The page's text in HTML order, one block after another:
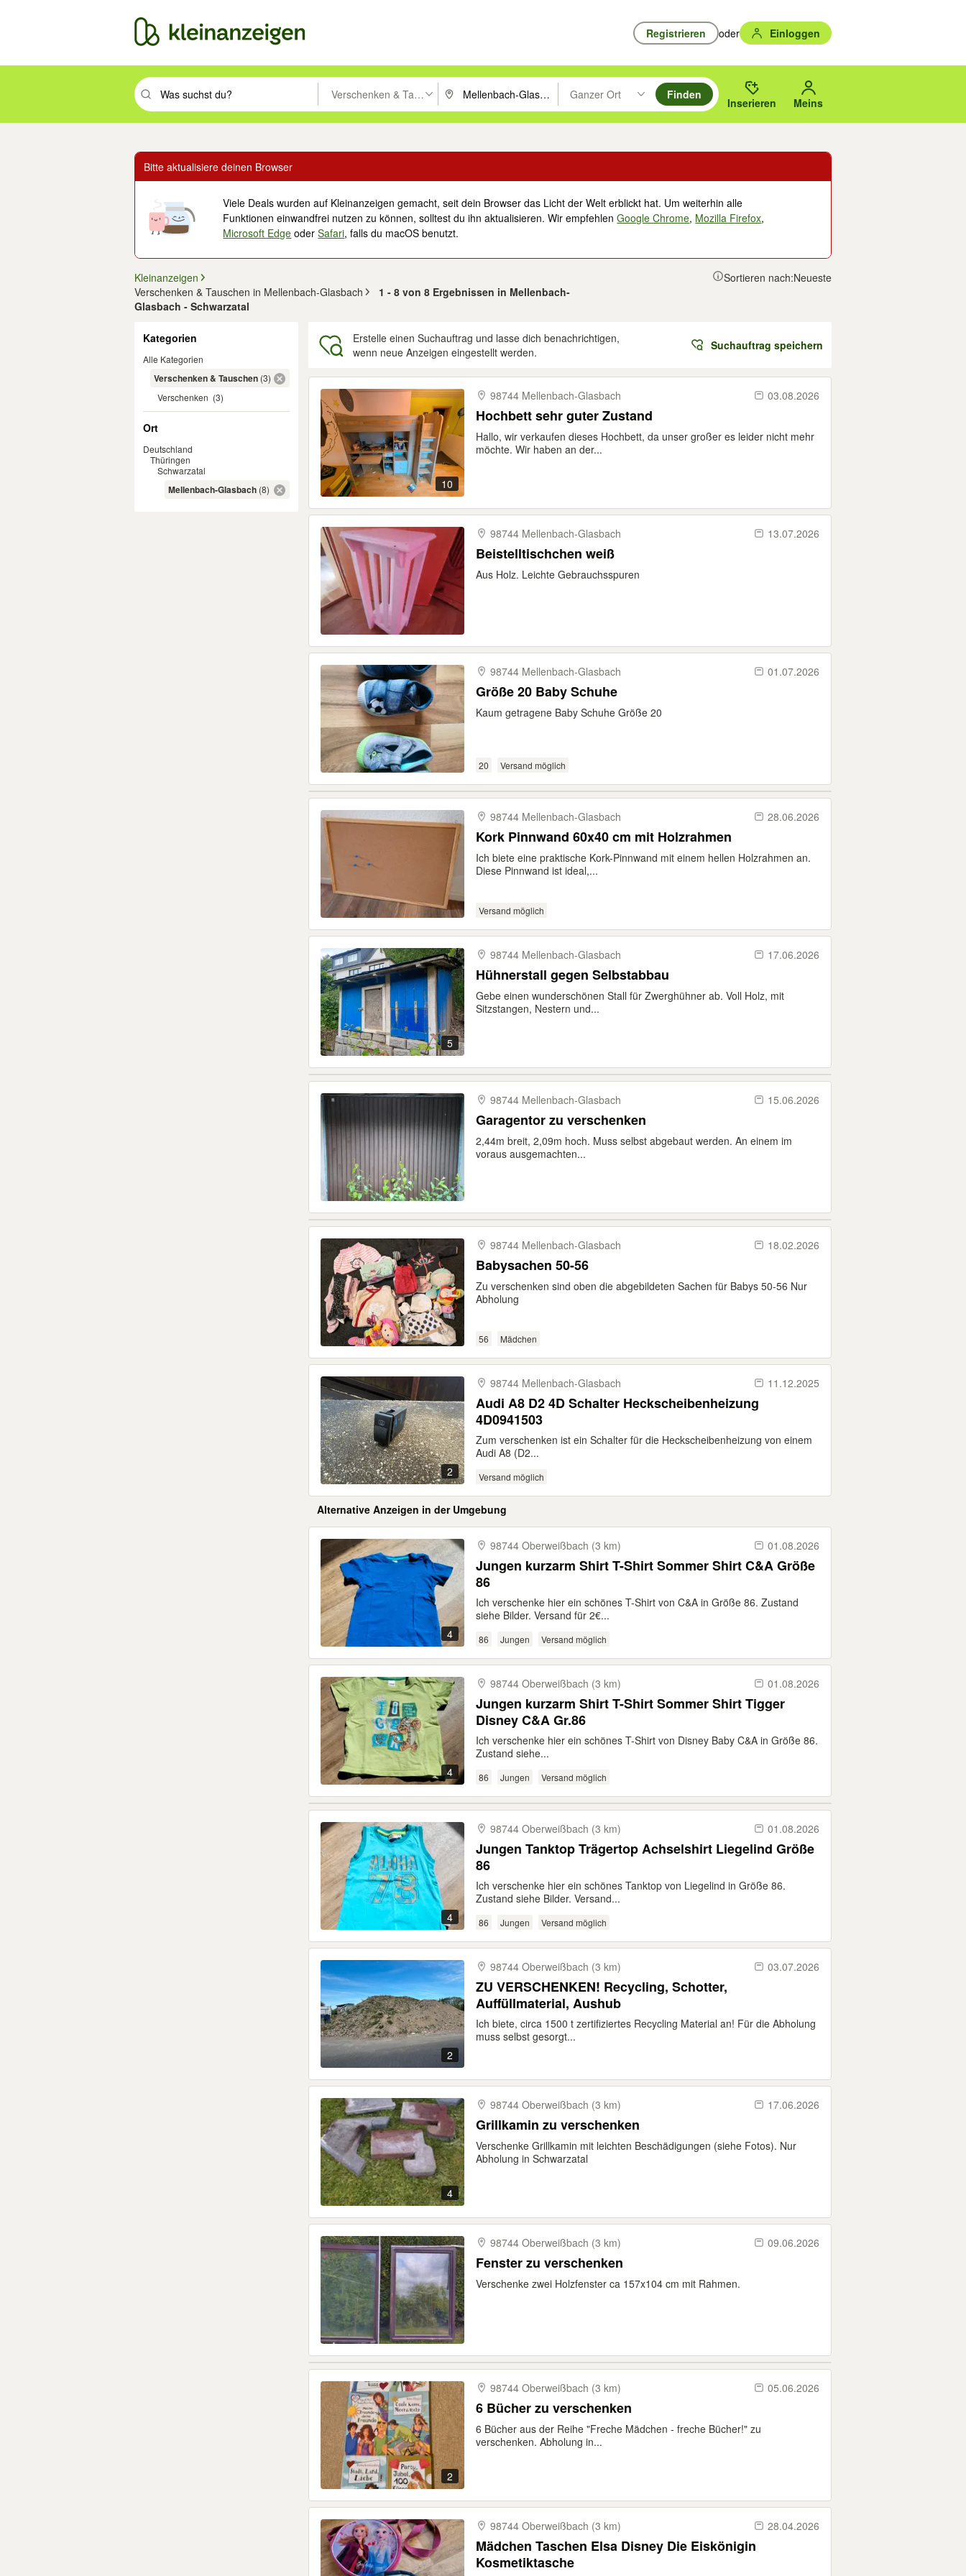
Registrieren oder Einloggen
Suchbegriff eingeben. Eingabetaste drücken um zu suchen, oder Vorschläge mit den Pfeiltasten nach oben/unten durchsuchen und mit Eingabetaste auswählen.
Verschenken & TauschenPLZ oder Ort eingeben. Eingabetaste drücken um zu suchen, oder Vorschläge mit den Pfeiltasten nach oben/
Ganzer Ort
Suche im Umkreis des gewählten Orts oder PLZ.
Finden
Inserieren Meins
Bitte aktualisiere deinen Browser
Viele Deals wurden auf Kleinanzeigen gemacht, seit dein Browser das Licht der Welt erblickt hat. Um weiterhin alle
Funktionen einwandfrei nutzen zu können, solltest du ihn aktualisieren. Wir empfehlenGoogle Chrome, Mozilla Firefox,
Microsoft Edge oderSafari, falls du macOS benutzt.
Kleinanzeigen
Verschenken & Tauschen in Mellenbach-Glasbach
1 - 8 von 8 Ergebnissen in Mellenbach-
Glasbach - Schwarzatal
Sortieren nach:Neueste
Kategorien
Alle Kategorien
Verschenken & Tauschen (3)
Verschenken (3)
Ort
Deutschland
Thüringen
Schwarzatal
Mellenbach-Glasbach (8)
Erstelle einen Suchauftrag und lasse dich benachrichtigen,
wenn neue Anzeigen eingestellt werden.
Suchauftrag speichern
10
98744 Mellenbach-​Glasbach 03.08.2026
Hochbett sehr guter Zustand
Hallo, wir verkaufen dieses Hochbett, da unser großer es leider nicht mehr
möchte. Wir haben an der...
98744 Mellenbach-​Glasbach 13.07.2026
Beistelltischchen weiß
Aus Holz. Leichte Gebrauchsspuren
98744 Mellenbach-​Glasbach 01.07.2026
Größe 20 Baby Schuhe
Kaum getragene Baby Schuhe Größe 20
20 Versand möglich
98744 Mellenbach-​Glasbach 28.06.2026
Kork Pinnwand 60x40 cm mit Holzrahmen
Ich biete eine praktische Kork-Pinnwand mit einem hellen Holzrahmen an.
Diese Pinnwand ist ideal,...
Versand möglich
5
98744 Mellenbach-​Glasbach 17.06.2026
Hühnerstall gegen Selbstabbau
Gebe einen wunderschönen Stall für Zwerghühner ab. Voll Holz, mit
Sitzstangen, Nestern und...
98744 Mellenbach-​Glasbach 15.06.2026
Garagentor zu verschenken
2,44m breit, 2,09m hoch. Muss selbst abgebaut werden. An einem im
voraus ausgemachten...
98744 Mellenbach-​Glasbach 18.02.2026
Babysachen 50-56
Zu verschenken sind oben die abgebildeten Sachen für Babys 50-56 Nur
Abholung
56 Mädchen
2
98744 Mellenbach-​Glasbach 11.12.2025
Audi A8 D2 4D Schalter Heckscheibenheizung
4D0941503
Zum verschenken ist ein Schalter für die Heckscheibenheizung von einem
Audi A8 (D2...
Versand möglich
Alternative Anzeigen in der Umgebung
4
98744 Oberweißbach (3 km) 01.08.2026
Jungen kurzarm Shirt T-Shirt Sommer Shirt C&A Größe
86
Ich verschenke hier ein schönes T-Shirt von C&A in Größe 86. Zustand
siehe Bilder. Versand für 2€...
86 Jungen Versand möglich
4
98744 Oberweißbach (3 km) 01.08.2026
Jungen kurzarm Shirt T-Shirt Sommer Shirt Tigger
Disney C&A Gr.86
Ich verschenke hier ein schönes T-Shirt von Disney Baby C&A in Größe 86.
Zustand siehe...
86 Jungen Versand möglich
4
98744 Oberweißbach (3 km) 01.08.2026
Jungen Tanktop Trägertop Achselshirt Liegelind Größe
86
Ich verschenke hier ein schönes Tanktop von Liegelind in Größe 86.
Zustand siehe Bilder. Versand...
86 Jungen Versand möglich
2
98744 Oberweißbach (3 km) 03.07.2026
ZU VERSCHENKEN! Recycling, Schotter,
Auffüllmaterial, Aushub
Ich biete, circa 1500 t zertifiziertes Recycling Material an! Für die Abholung
muss selbst gesorgt...
4
98744 Oberweißbach (3 km) 17.06.2026
Grillkamin zu verschenken
Verschenke Grillkamin mit leichten Beschädigungen (siehe Fotos). Nur
Abholung in Schwarzatal
98744 Oberweißbach (3 km) 09.06.2026
Fenster zu verschenken
Verschenke zwei Holzfenster ca 157x104 cm mit Rahmen.
2
98744 Oberweißbach (3 km) 05.06.2026
6 Bücher zu verschenken
6 Bücher aus der Reihe "Freche Mädchen - freche Bücher!" zu
verschenken. Abholung in...
98744 Oberweißbach (3 km) 28.04.2026
Mädchen Taschen Elsa Disney Die Eiskönigin
Kosmetiktasche